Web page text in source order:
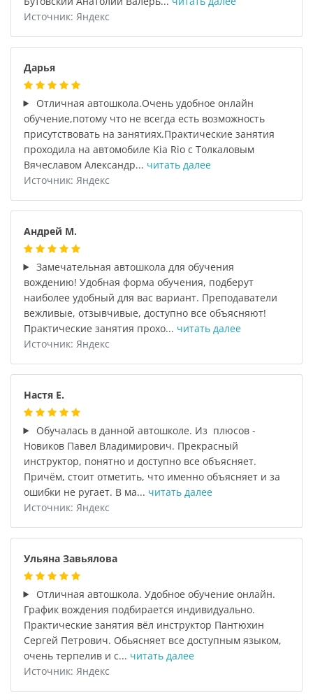
Источник: Яндекс
Дарья
Отличная автошкола.Очень удобное онлайн
обучение,потому что не всегда есть возможность
присутствовать на занятиях.Практические занятия
проходила на автомобиле Kia Rio с Толкаловым
Вячеславом Александр... читать далее
Источник: Яндекс
Андрей М.
Замечательная автошкола для обучения
вождению! Удобная форма обучения, подберут
наиболее удобный для вас вариант. Преподаватели
вежливые, отзывчивые, доступно все объясняют!
Практические занятия прохо... читать далее
Источник: Яндекс
Настя Е.
Обучалась в данной автошколе. Из плюсов -
Новиков Павел Владимирович. Прекрасный
инструктор, понятно и доступно все объясняет.
Причём, стоит отметить, что именно объясняет и за
ошибки не ругает. В ма... читать далее
Источник: Яндекс
Ульяна Завьялова
Отличная автошкола. Удобное обучение онлайн.
График вождения подбирается индивидуально.
Практические занятия вёл инструктор Пантюхин
Сергей Петрович. Обьясняет все доступным языком,
очень терпелив и с... читать далее
Источник: Яндекс